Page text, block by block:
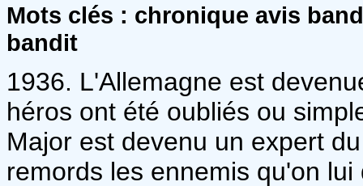
Mots clés : chronique avis
bandit
1936. L'Allemagne est
héros ont été oubliés ou
Major est devenu un expert
remords les ennemis qu'on